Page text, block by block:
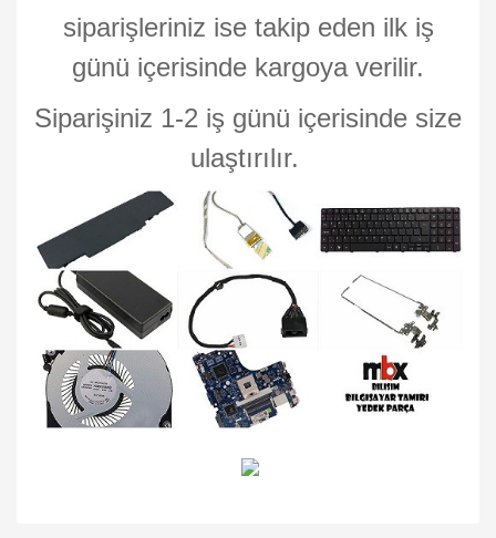
siparişleriniz ise takip eden ilk iş
günü içerisinde kargoya verilir.
Siparişiniz 1-2 iş günü içerisinde size
ulaştırılır.